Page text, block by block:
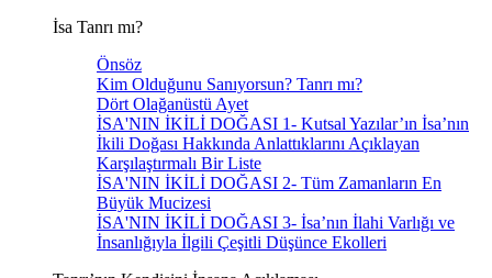
İsa Tanrı mı?
Önsöz
Kim Olduğunu Sanıyorsun? Tanrı mı?
Dört Olağanüstü Ayet
İSA'NIN İKİLİ DOĞASI 1- Kutsal Yazılar’ın İsa’nın
İkili Doğası Hakkında Anlattıklarını Açıklayan
Karşılaştırmalı Bir Liste
İSA'NIN İKİLİ DOĞASI 2- Tüm Zamanların En
Büyük Mucizesi
İSA'NIN İKİLİ DOĞASI 3- İsa’nın İlahi Varlığı ve
İnsanlığıyla İlgili Çeşitli Düşünce Ekolleri